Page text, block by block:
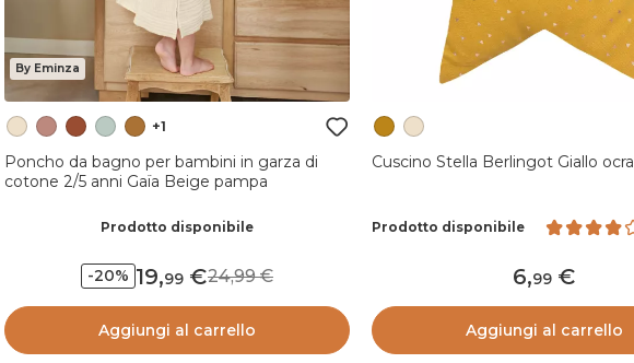
By Eminza
+1
Poncho da bagno per bambini in garza di
cotone 2/5 anni Gaïa Beige pampa
Prodotto disponibile
-20% 19,99 24,99
Aggiungi al carrello
Cuscino Stella Berlingot Giallo ocra
Prodotto disponibile
6,99
Aggiungi al carrello